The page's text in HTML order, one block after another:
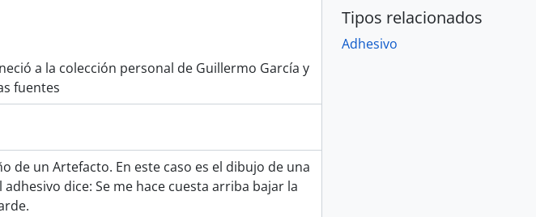
a la colección personal de Guillermo García y
fuentes
de un Artefacto. En este caso es el dibujo de una
adhesivo dice: Se me hace cuesta arriba bajar la
Tipos relacionados
Adhesivo